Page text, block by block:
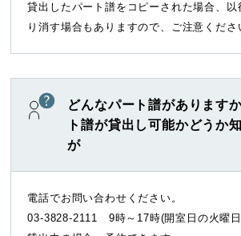
貸出したパート譜をコピーされた場合、以
り消す場合もありますので、ご注意くださ
どんなパート譜があります
ト譜が貸出し可能かどうか
が
電話でお問い合わせください。
03-3828-2111 9時～17時(開室日の火曜